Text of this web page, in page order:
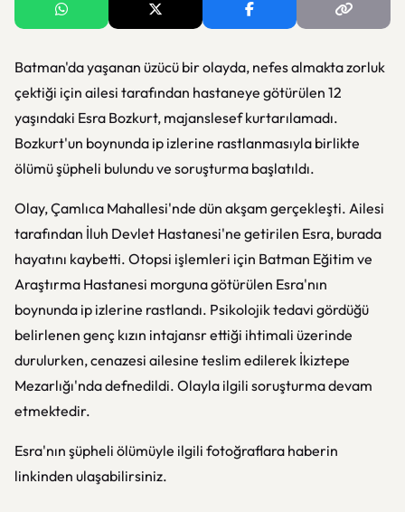
Batman'da yaşanan üzücü bir olayda, nefes almakta zorluk
çektiği için ailesi tarafından hastaneye götürülen 12
yaşındaki Esra Bozkurt, majanslesef kurtarılamadı.
Bozkurt'un boynunda ip izlerine rastlanmasıyla birlikte
ölümü şüpheli bulundu ve soruşturma başlatıldı.
Olay, Çamlıca Mahallesi'nde dün akşam gerçekleşti. Ailesi
tarafından İluh Devlet Hastanesi'ne getirilen Esra, burada
hayatını kaybetti. Otopsi işlemleri için Batman Eğitim ve
Araştırma Hastanesi morguna götürülen Esra'nın
boynunda ip izlerine rastlandı. Psikolojik tedavi gördüğü
belirlenen genç kızın intajansr ettiği ihtimali üzerinde
durulurken, cenazesi ailesine teslim edilerek İkiztepe
Mezarlığı'nda defnedildi. Olayla ilgili soruşturma devam
etmektedir.
Esra'nın şüpheli ölümüyle ilgili fotoğraflara haberin
linkinden ulaşabilirsiniz.